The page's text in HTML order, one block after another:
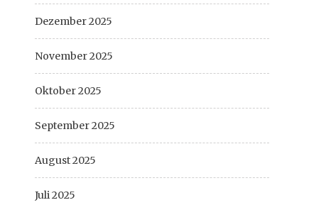
Dezember 2025
November 2025
Oktober 2025
September 2025
August 2025
Juli 2025